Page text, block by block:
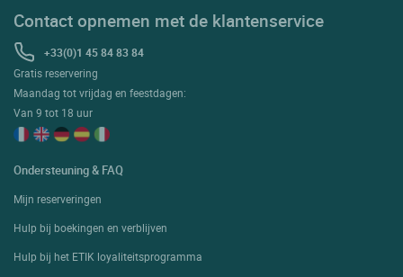
Contact opnemen met de klantenservice
+33(0)1 45 84 83 84
Gratis reservering
Maandag tot vrijdag en feestdagen:
Van 9 tot 18 uur
Ondersteuning & FAQ
Mijn reserveringen
Hulp bij boekingen en verblijven
Hulp bij het ETIK loyaliteitsprogramma